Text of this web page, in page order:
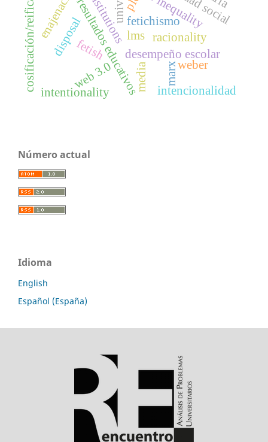
fetichismo
resultados educativosdesempeño escolar
racionality
weber
institutions
fetish
disposal
cosificación/reificación marx
media
lms
web 3.0
intentionality intencionalidad
Número actual
Idioma
English
Español (España)